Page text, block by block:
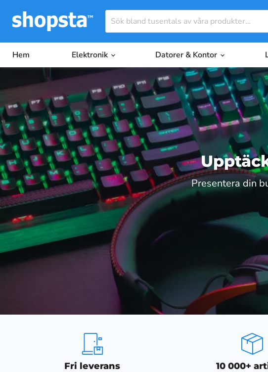
Hem Elektronik Datorer & Kontor
Presentera din
Fri leverans
10 000+